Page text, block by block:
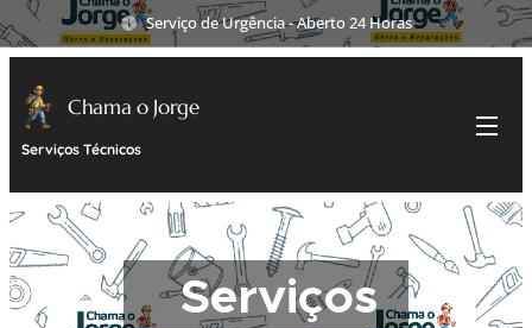
Serviço de Urgência - Aberto 24 Horas
Chama o Jorge
Serviços Técnicos
Serviços